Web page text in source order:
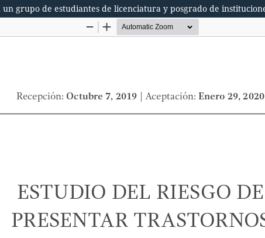
grupo de estudiantes de licenciatura y posgrado de